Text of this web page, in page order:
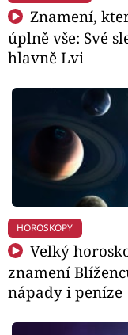
Znamení,
úplně vše: Své
hlavně Lvi
HOROSKOPY
Velký
znamení
nápady i peníze